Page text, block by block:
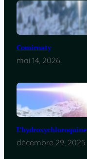
Comirnaty
mai 14, 2026
L’hydroxychloroquine
décembre 29, 2025